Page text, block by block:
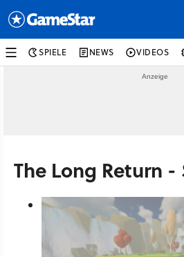
SPIELE NEWS VIDEOS
The Long Return -